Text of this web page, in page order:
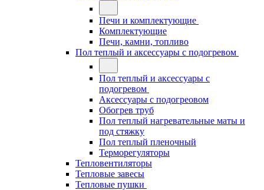
Печи и комплектующие
Комплектующие
Печи, камни, топливо
Пол теплый и аксессуары с подогревом
Пол теплый и аксессуары с
подогревом
Аксессуары с подогреовом
Обогрев труб
Пол теплый нагревательные маты и
под стяжку
Пол теплый пленочный
Терморегуляторы
Тепловентиляторы
Тепловые завесы
Тепловые пушки